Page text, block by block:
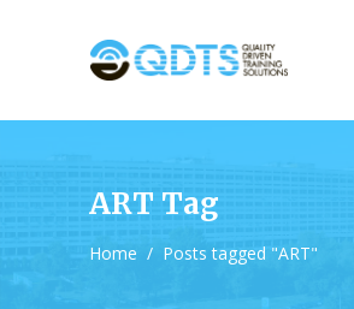
ART Tag
Home / Posts tagged "ART"